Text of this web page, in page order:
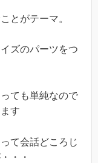
とがテーマ。
ズのパーツをつ
ても単純なので
す
て会話どころじ
・・